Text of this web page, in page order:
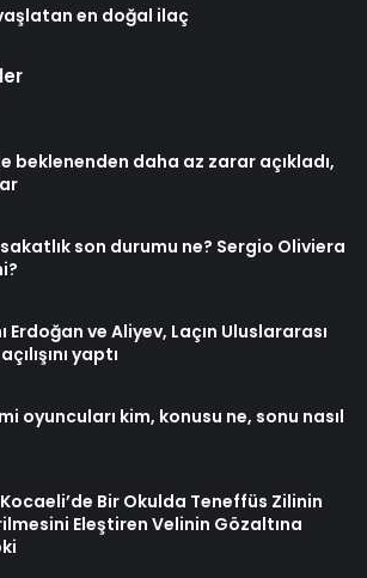
en doğal ilaç
beklenenden daha az zarar açıkladı,
son durumu ne? Sergio Oliviera
Erdoğan ve Aliyev, Laçın Uluslararası
yaptı
oyuncuları kim, konusu ne, sonu nasıl
Kocaeli’de Bir Okulda Teneffüs Zilinin
Eleştiren Velinin Gözaltına